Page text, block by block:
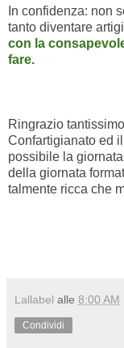
In confidenza: non
tanto diventare
con la
fare.
Ringrazio
Confartigianato ed
possibile la
della giornata
talmente ricca che
Lallabel alle 8:00 AM
Condividi